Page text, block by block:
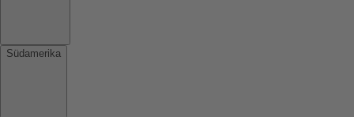
Südamerika